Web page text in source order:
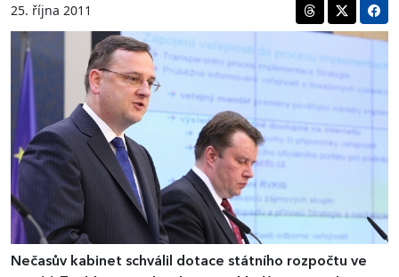
25. října 2011
Nečasův kabinet schválil dotace státního rozpočtu ve